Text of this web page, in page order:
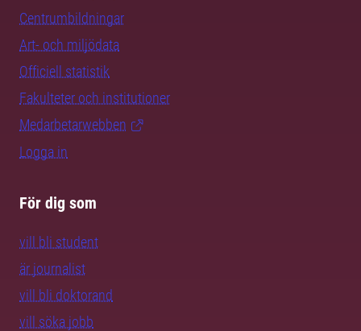
Centrumbildningar
Art- och miljödata
Officiell statistik
Fakulteter och institutioner
Medarbetarwebben
Logga in
För dig som
vill bli student
är journalist
vill bli doktorand
vill söka jobb